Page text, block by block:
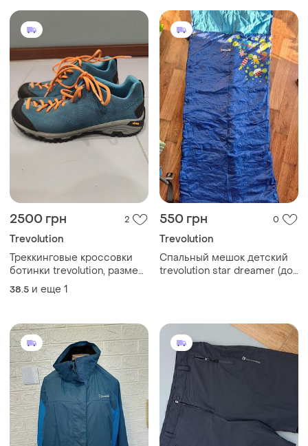
2500 грн 2
Trevolution
Треккинговые кроссовки
ботинки trevolution, размер
38,5-39 в идеальном
состоянии (стан новых)
38.5 и еще 1
550 грн 0
Trevolution
Спальный мешок детский
trevolution star dreamer (до